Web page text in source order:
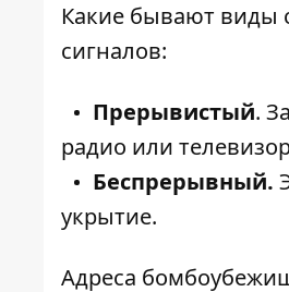
Какие бывают виды
сигналов:
Прерывистый.
радио или
Беспрерывный.
укрытие.
Адреса